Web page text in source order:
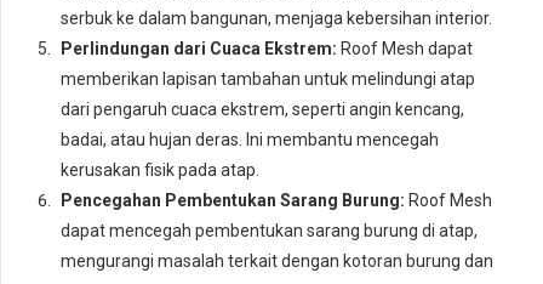
serbuk ke dalam bangunan, menjaga kebersihan interior.
Perlindungan dari Cuaca Ekstrem: Roof Mesh dapat
memberikan lapisan tambahan untuk melindungi atap
dari pengaruh cuaca ekstrem, seperti angin kencang,
badai, atau hujan deras. Ini membantu mencegah
kerusakan fisik pada atap.
Pencegahan Pembentukan Sarang Burung: Roof Mesh
dapat mencegah pembentukan sarang burung di atap,
mengurangi masalah terkait dengan kotoran burung dan